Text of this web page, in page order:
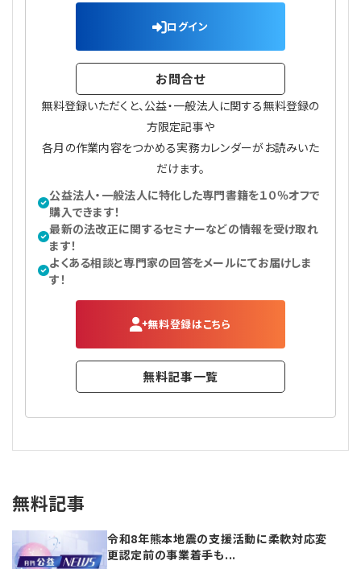
ログイン
お問合せ
無料登録いただくと、公益・一般法人に関する無料登録の
方限定記事や
各月の作業内容をつかめる実務カレンダーがお読みいた
だけます。
公益法人・一般法人に特化した専門書籍を１０％オフで
購入できます！
最新の法改正に関するセミナーなどの情報を受け取れ
ます！
よくある相談と専門家の回答をメールにてお届けしま
す！
無料登録はこちら
無料記事一覧
無料記事
令和8年熊本地震の支援活動に柔軟対応変
更認定前の事業着手も...